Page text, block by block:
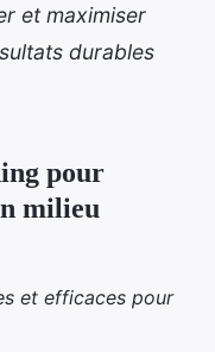
et maximiser
durables
pour
milieu
et efficaces pour